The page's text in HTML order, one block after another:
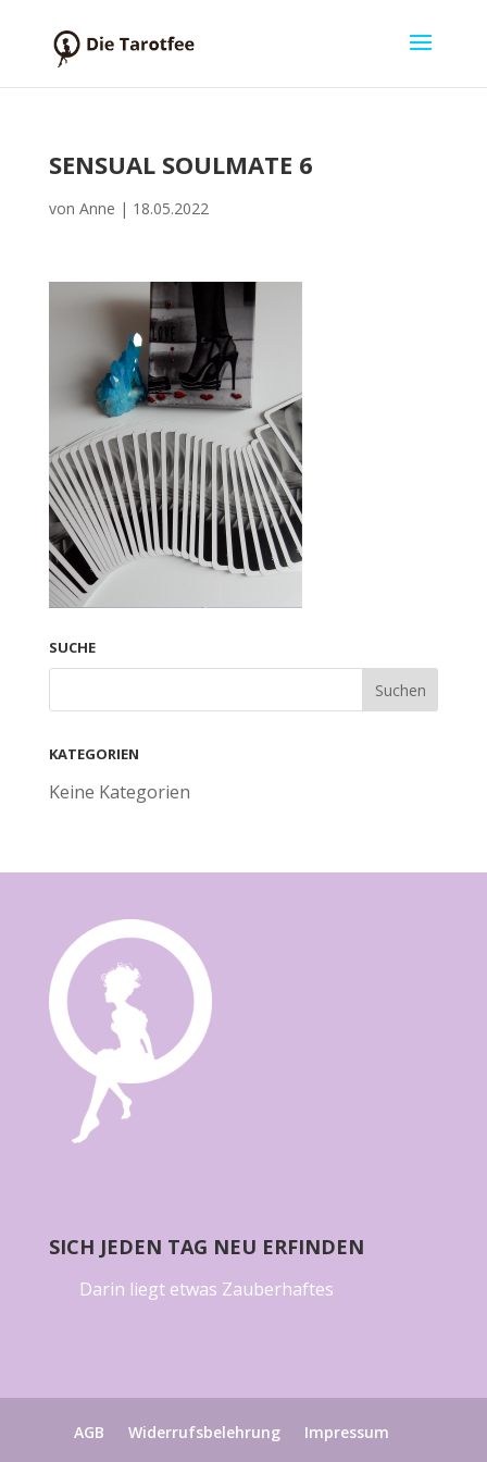
SENSUAL SOULMATE 6
von Anne | 18.05.2022
SUCHE
KATEGORIEN
Keine Kategorien
SICH JEDEN TAG NEU ERFINDEN
Darin liegt etwas Zauberhaftes
AGB Widerrufsbelehrung
Impressum